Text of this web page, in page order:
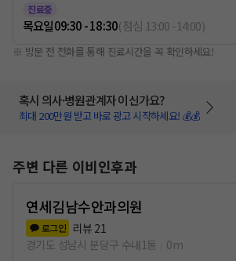
진료중
목요일09:30 - 18:30(점심 13:00-14:00)
※ 방문 전 전화를 통해 진료시간을 꼭 확인하세요!
혹시 의사·병원관계자 이신가요?
최대 200만원 받고 바로 광고 시작하세요! 💰💰
주변 다른 이비인후과
연세김남수안과의원
로그인 리뷰 21
경기도 성남시 분당구 수내1동
0m